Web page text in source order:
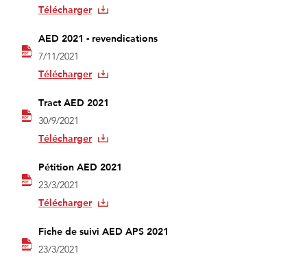
Télécharger
AED 2021 - revendications
7/11/2021
Télécharger
Tract AED 2021
30/9/2021
Télécharger
Pétition AED 2021
23/3/2021
Télécharger
Fiche de suivi AED APS 2021
23/3/2021